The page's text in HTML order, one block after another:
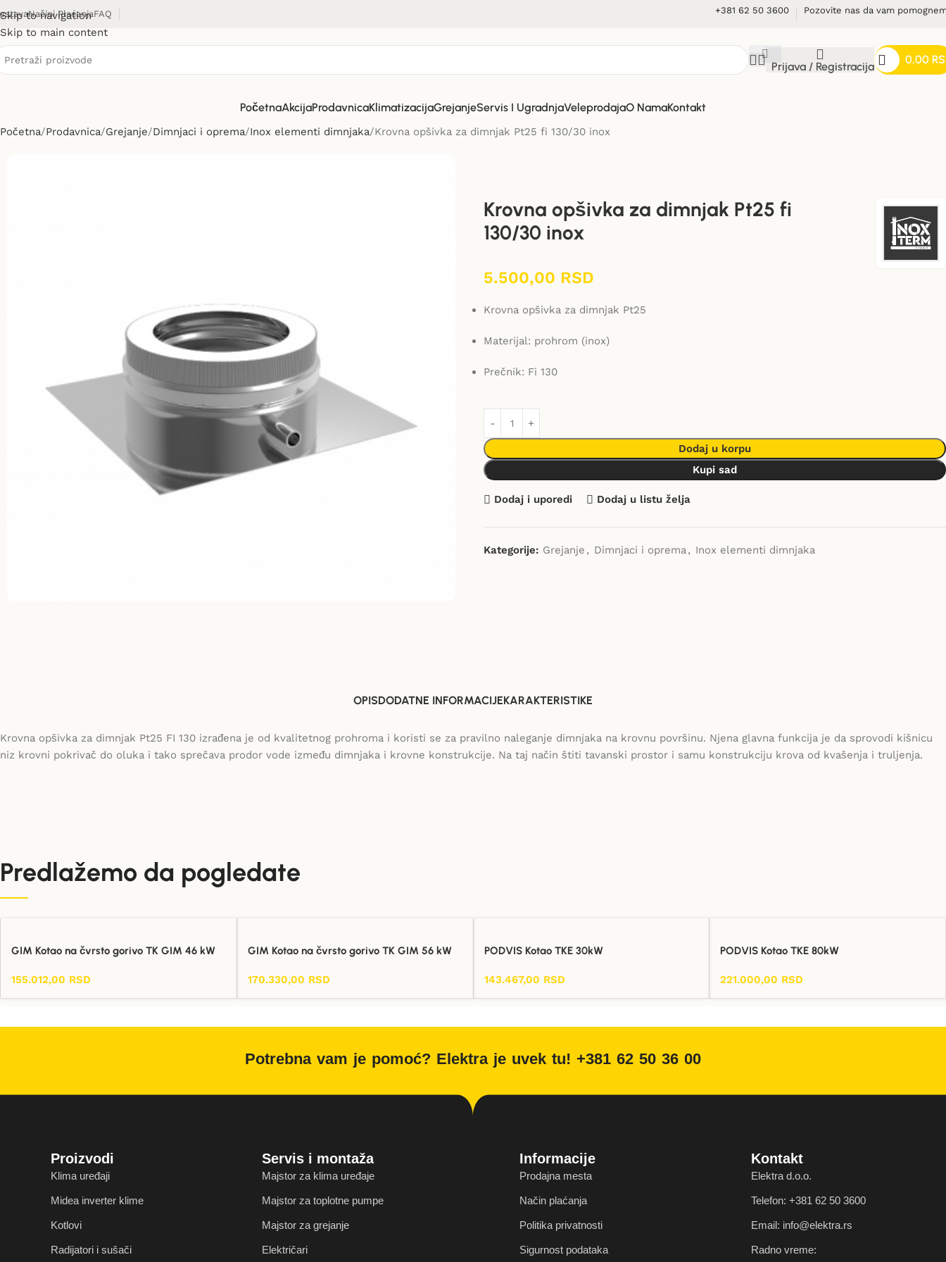
Skip to navigation
Skip to main content
Načini PlaćanjaFAQ +381 62 50 3600 Pozovite nas da vam
Prijava / Registracija
0,00
PočetnaAkcijaProdavnicaKlimatizacijaGrejanjeServis I UgradnjaVeleprodajaO NamaKontakt
Početna Prodavnica Grejanje Dimnjaci i oprema Inox elementi dimnjaka Krovna opšivka za dimnjak Pt25 fi 130/30 inox
Krovna opšivka za dimnjak Pt25 fi
130/30 inox
5.500,00 RSD
Krovna opšivka za dimnjak Pt25
Materijal: prohrom (inox)
Prečnik: Fi 130
Dodaj u korpu
Kupi sad
Dodaj i uporedi Dodaj u listu želja
Kategorije: Grejanje , Dimnjaci i oprema, Inox elementi dimnjaka
OPISDODATNE INFORMACIJEKARAKTERISTIKE
Krovna opšivka za dimnjak Pt25 FI 130 izrađena je od kvalitetnog prohroma i koristi se za pravilno naleganje dimnjaka na krovnu površinu. Njena glavna funkcija je da sprovodi kišnicu
niz krovni pokrivač do oluka i tako sprečava prodor vode između dimnjaka i krovne konstrukcije. Na taj način štiti tavanski prostor i samu konstrukciju krova od kvašenja i truljenja.
Predlažemo da pogledate
GIM Kotao na čvrsto gorivo TK GIM 46 kW
155.012,00 RSD
GIM Kotao na čvrsto gorivo TK GIM 56 kW
170.330,00 RSD
PODVIS Kotao TKE 30kW
143.467,00 RSD
PODVIS Kotao TKE 80kW
221.000,00 RSD
Potrebna vam je pomoć? Elektra je uvek tu! +381 62 50 36 00
Proizvodi
Klima uređaji
Midea inverter klime
Kotlovi
Radijatori i sušači
Servis i montaža
Majstor za klima uređaje
Majstor za toplotne pumpe
Majstor za grejanje
Električari
Informacije
Prodajna mesta
Način plaćanja
Politika privatnosti
Sigurnost podataka
Kontakt
Elektra d.o.o.
Telefon: +381 62 50 3600
Email: info@elektra.rs
Radno vreme: